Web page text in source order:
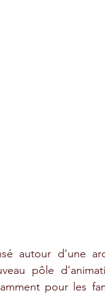
autour d’une
pôle
pour les